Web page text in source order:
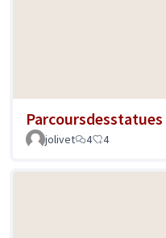
Parcoursdesstatues
jolivet
4 4